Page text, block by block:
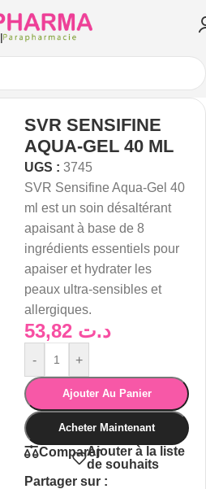
SVR SENSIFINE
AQUA-GEL 40 ML
UGS : 3745
SVR Sensifine Aqua-Gel 40
ml est un soin désaltérant
apaisant à base de 8
ingrédients essentiels pour
apaiser et hydrater les
peaux ultra-sensibles et
allergiques.
د.ت
- +
Ajouter Au Panier
Acheter Maintenant
ComparerAjouter à la liste
de souhaits
Partager sur :